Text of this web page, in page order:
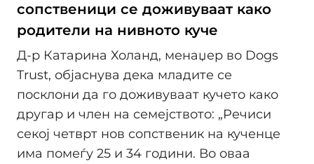
сопственици се доживуваат како
родители на нивното куче
Д-р Катарина Холанд, менаџер во Dogs
Trust, објаснува дека младите се
посклони да го доживуваат кучето како
другар и член на семејството: „Речиси
секој четврт нов сопственик на кученце
има помеѓу 25 и 34 години. Во оваа